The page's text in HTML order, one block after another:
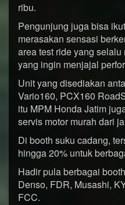
ribu.
Pengunjung juga bisa
merasakan sensasi
area test ride yang
yang ingin menjajal
Unit yang disediakan
Vario160, PCX160
itu MPM Honda Jatim
servis motor murah dari
Di booth suku cadang,
hingga 20% untuk
Hadir pula berbagai
Denso, FDR, Musashi,
FCC.